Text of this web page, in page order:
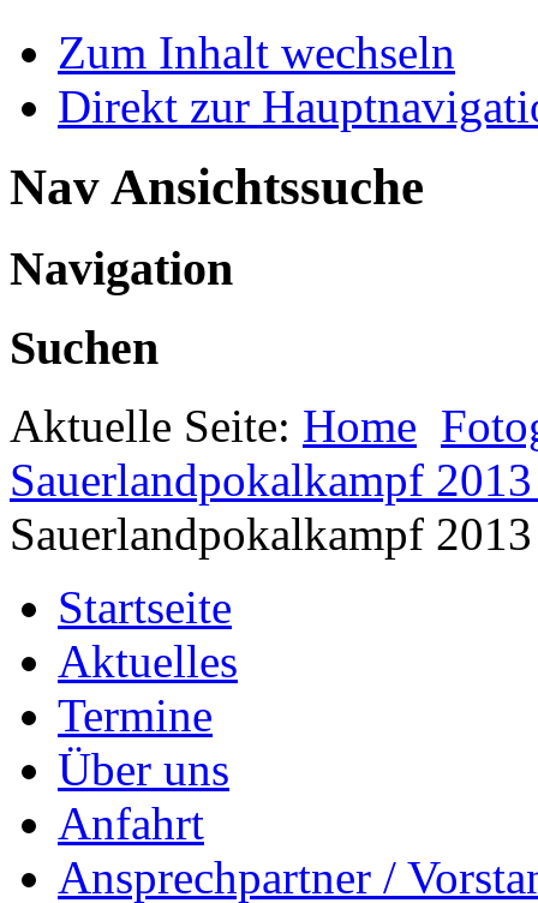
Zum Inhalt wechseln
Direkt zur
Nav Ansichtssuche
Navigation
Suchen
Aktuelle Seite: Home
Sauerlandpokalkampf
Sauerlandpokalkampf
Startseite
Aktuelles
Termine
Über uns
Anfahrt
Ansprechpartner /